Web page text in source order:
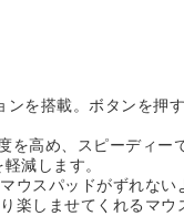
を搭載。ボタンを
高め、スピーディー
減します。
ウスパッドがずれな
楽しませてくれるマウ